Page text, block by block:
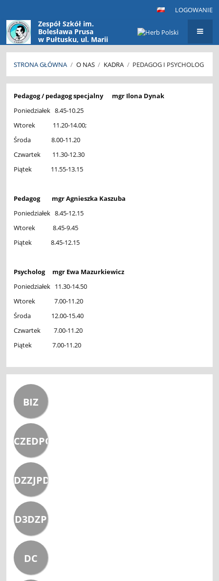
LOGOWANIE
Zespół Szkół im.
Bolesława Prusa
w Pułtusku, ul. Marii
Konopnickiej 9
06-100 Pułtusk
STRONA GŁÓWNA / O NAS / KADRA / PEDAGOG I PSYCHOLOG
Pedagog
psycholog
Pedagog / pedagog specjalny mgr Ilona Dynak
Poniedziałek 8.45-10.25
Wtorek 11.20-14.00;
Środa 8.00-11.20
Czwartek 11.30-12.30
Piątek 11.55-13.15
Pedagog mgr Agnieszka Kaszuba
Poniedziałek 8.45-12.15
Wtorek 8.45-9.45
Piątek 8.45-12.15
Psycholog mgr Ewa Mazurkiewicz
Poniedziałek 11.30-14.50
Wtorek 7.00-11.20
Środa 12.00-15.40
Czwartek 7.00-11.20
Piątek 7.00-11.20
BIZ
CZEDPO
DZZJPDUZU
D3DZP
DC